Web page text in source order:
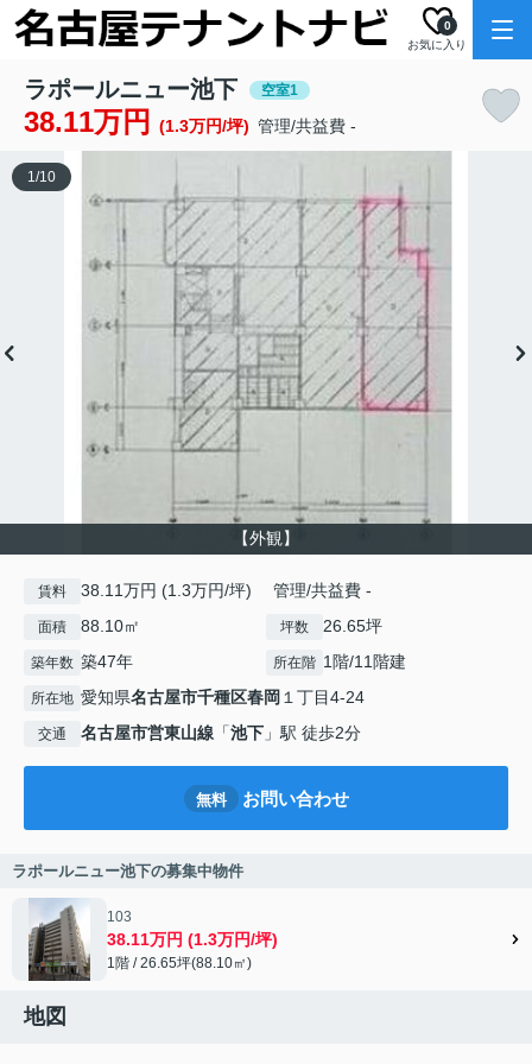
お気に入り
0
ラポールニュー池下 空室1
38.11万円 (1.3万円/坪) 管理/共益費 -
【外観】
1/10
賃料 38.11万円 (1.3万円/坪) 管理/共益費 -
面積 88.10㎡ 坪数 26.65坪
築年数 築47年 所在階 1階/11階建
所在地 愛知県名古屋市千種区春岡 １丁目4-24
交通 名古屋市営東山線 「池下 」駅 徒歩2分
無料 お問い合わせ
ラポールニュー池下の募集中物件
103
38.11万円 (1.3万円/坪)
1階 / 26.65坪(88.10㎡)
地図